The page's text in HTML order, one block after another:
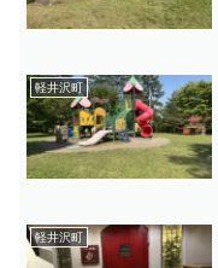
軽井沢町
軽井沢町